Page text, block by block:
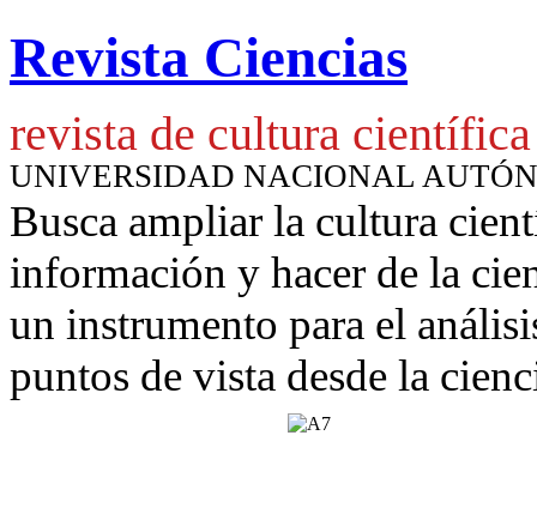
Revista Ciencias
revista de cultura científica
UNIVERSIDAD NACIONAL
Busca ampliar la cultura
información y hacer de la
un instrumento para el
puntos de vista desde la